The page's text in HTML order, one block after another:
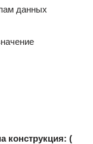
данных
конструкция: (